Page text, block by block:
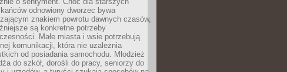
odnowiony dworzec bywa
znakiem powrotu dawnych czasów,
są konkretne potrzeby
Małe miasta i wsie potrzebują
komunikacji, która nie uzależnia
od posiadania samochodu. Młodzież
do szkół, dorośli do pracy, seniorzy do